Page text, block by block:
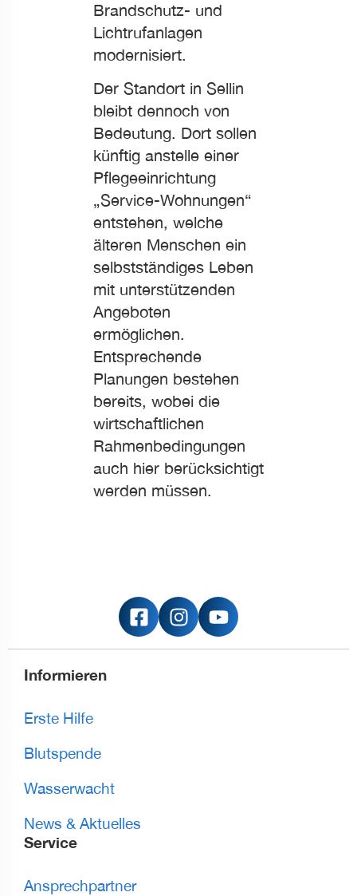
Brandschutz- und
Lichtrufanlagen
modernisiert.
Der Standort in Sellin
bleibt dennoch von
Bedeutung. Dort sollen
künftig anstelle einer
Pflegeeinrichtung
„Service-Wohnungen“
entstehen, welche
älteren Menschen ein
selbstständiges Leben
mit unterstützenden
Angeboten
ermöglichen.
Entsprechende
Planungen bestehen
bereits, wobei die
wirtschaftlichen
Rahmenbedingungen
auch hier berücksichtigt
werden müssen.
Informieren
Erste Hilfe
Blutspende
Wasserwacht
News & Aktuelles
Service
Ansprechpartner